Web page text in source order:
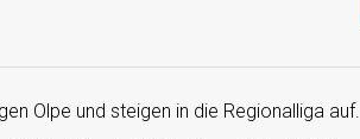
Olpe und steigen in die Regionalliga auf.